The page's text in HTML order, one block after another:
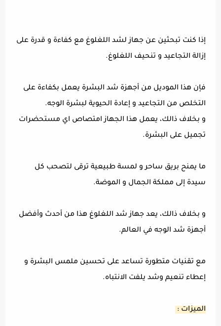
إذا كنت تبحثين عن جهاز لشد اللغلوغ مع كفاءة و قدرة على
إزالة التجاعيد و تنحيف اللغلوغ.
فإن هذا الموديل من أجهزة شد البشرة يعمل بكفاءة على
التخلص من التجاعيد و إعادة الحيوية لبشرة الوجه.
و بخلاف ذالك، يعمل هذا الجهاز امتصاص اي مستحضرات
تجميل على البشرة.
ما يمنح بريق ساحر و لمسة طبيعية ترقى لتصحب كل
سيدة إلى مملكة الجمال و الموضة.
و بخلاف ذالك، يعد جهاز شد اللغلوغ هذا من أحدث وأفضل
أجهزة شد الوجه في العالم.
مع تقنيات متطورة تساعد على تحسين ملمس البشرة و
إعطاء تنعيم وشد يلفت الانتباه.
الميزات :